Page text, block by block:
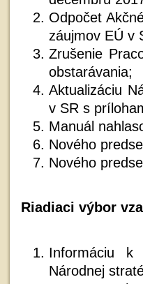
Odpočet
záujmov EÚ v
Zrušenie
obstarávania;
Aktualizáciu
v SR s
Manuál
Nového
Nového
Riadiaci výbor
Informáciu k
Národnej